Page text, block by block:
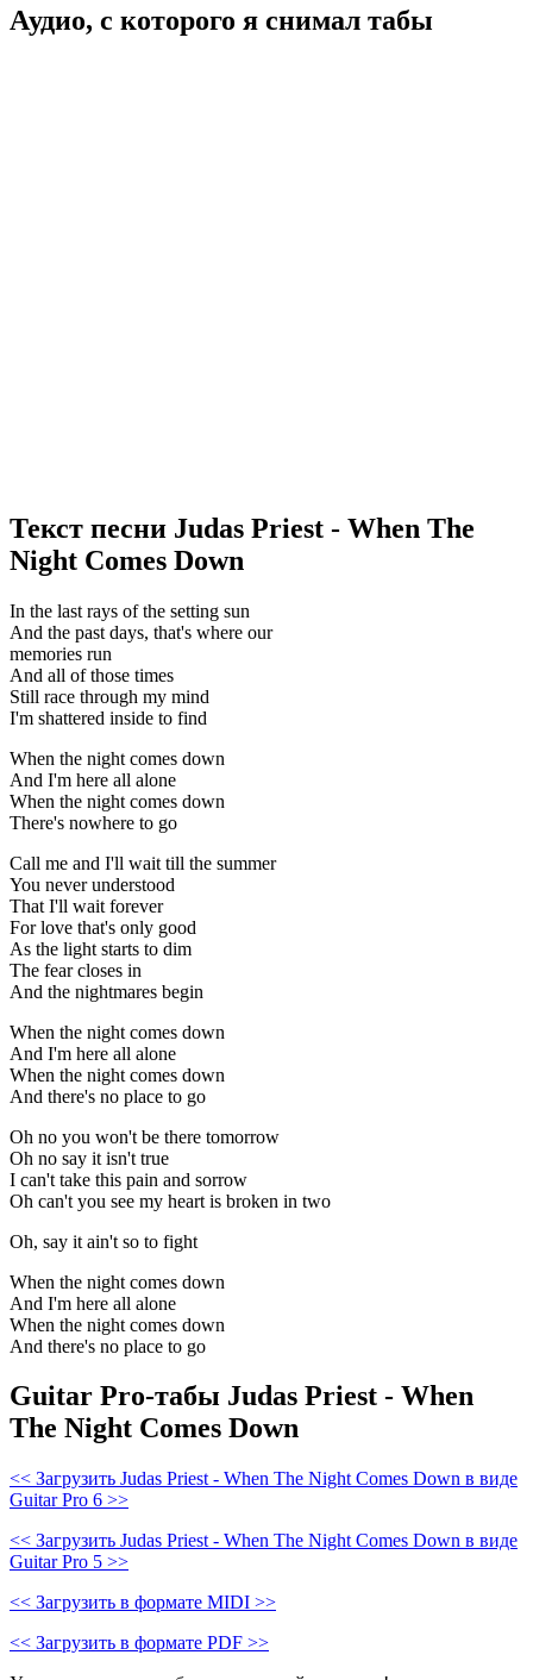
Аудио, с которого я снимал табы
Текст песни Judas Priest - When The
Night Comes Down
In the last rays of the setting sun
And the past days, that's where our
memories run
And all of those times
Still race through my mind
I'm shattered inside to find
When the night comes down
And I'm here all alone
When the night comes down
There's nowhere to go
Call me and I'll wait till the summer
You never understood
That I'll wait forever
For love that's only good
As the light starts to dim
The fear closes in
And the nightmares begin
When the night comes down
And I'm here all alone
When the night comes down
And there's no place to go
Oh no you won't be there tomorrow
Oh no say it isn't true
I can't take this pain and sorrow
Oh can't you see my heart is broken in two
Oh, say it ain't so to fight
When the night comes down
And I'm here all alone
When the night comes down
And there's no place to go
Guitar Pro-табы Judas Priest - When
The Night Comes Down
<< Загрузить Judas Priest - When The Night Comes Down в виде
Guitar Pro 6 >>
<< Загрузить Judas Priest - When The Night Comes Down в виде
Guitar Pro 5 >>
<< Загрузить в формате MIDI >>
<< Загрузить в формате PDF >>